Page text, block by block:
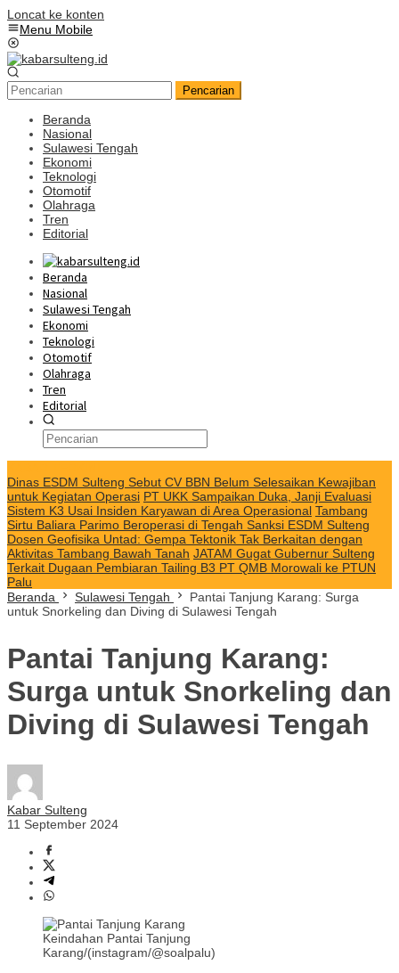
Loncat ke konten
Menu Mobile
Pencarian
Beranda
Nasional
Sulawesi Tengah
Ekonomi
Teknologi
Otomotif
Olahraga
Tren
Editorial
Beranda
Nasional
Sulawesi Tengah
Ekonomi
Teknologi
Otomotif
Olahraga
Tren
Editorial
Dinas ESDM Sulteng Sebut CV BBN Belum Selesaikan Kewajiban
untuk Kegiatan Operasi PT UKK Sampaikan Duka, Janji Evaluasi
Sistem K3 Usai Insiden Karyawan di Area Operasional Tambang
Sirtu Baliara Parimo Beroperasi di Tengah Sanksi ESDM Sulteng
Dosen Geofisika Untad: Gempa Tektonik Tak Berkaitan dengan
Aktivitas Tambang Bawah Tanah JATAM Gugat Gubernur Sulteng
Terkait Dugaan Pembiaran Tailing B3 PT QMB Morowali ke PTUN
Palu
Beranda
Sulawesi Tengah
Pantai Tanjung Karang: Surga
untuk Snorkeling dan Diving di Sulawesi Tengah
Pantai Tanjung Karang:
Surga untuk Snorkeling dan
Diving di Sulawesi Tengah
Kabar Sulteng
11 September 2024
Keindahan Pantai Tanjung
Karang/(instagram/@soalpalu)